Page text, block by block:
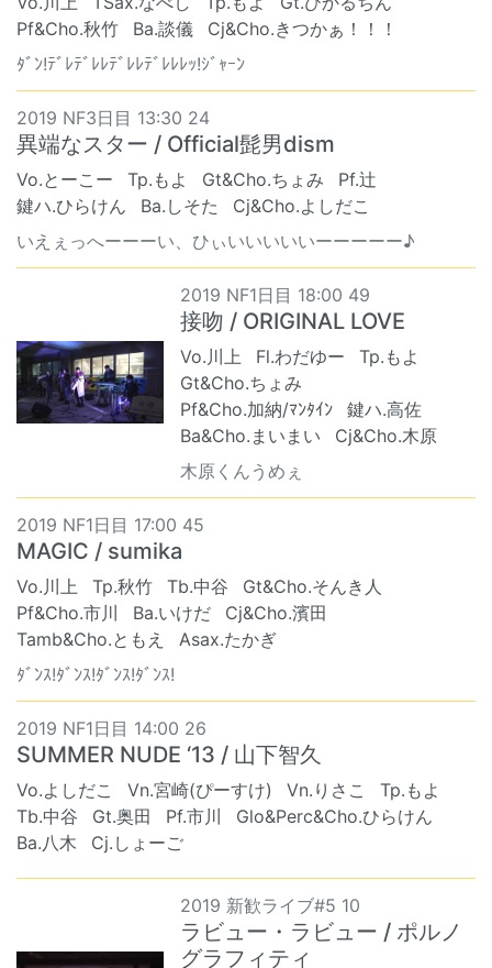
Pf&Cho.秋竹
Ba.談儀
Cj&Cho.きつかぁ！！！
ﾀﾞﾝ!ﾃﾞﾚﾃﾞﾚﾚﾃﾞﾚﾚﾃﾞﾚﾚﾚｯ!ｼﾞｬｰﾝ
2019 NF3日目 13:30 24
異端なスター / Official髭男dism
Vo.とーこー Tp.もよ Gt&Cho.ちょみ
Pf.辻
鍵ハ.ひらけん
Ba.しそた
Cj&Cho.よしだこ
いえぇっへーーーい、ひぃいいいいいーーーーー♪
2019 NF1日目 18:00 49
接吻 / ORIGINAL LOVE
Vo.川上 Fl.わだゆー
Tp.もよ
Gt&Cho.ちょみ
Pf&Cho.加納/ﾏﾝﾀｲﾝ
鍵ハ.高佐
Ba&Cho.まいまい
Cj&Cho.木原
木原くんうめぇ
2019 NF1日目 17:00 45
MAGIC / sumika
Vo.川上 Tp.秋竹 Tb.中谷
Gt&Cho.そんき人
Pf&Cho.市川
Ba.いけだ
Cj&Cho.濱田
Tamb&Cho.ともえ
Asax.たかぎ
ﾀﾞﾝｽ!ﾀﾞﾝｽ!ﾀﾞﾝｽ!ﾀﾞﾝｽ!
2019 NF1日目 14:00 26
SUMMER NUDE ‘13 / 山下智久
Vo.よしだこ Vn.宮崎(ぴーすけ) Vn.りさこ
Tp.もよ
Tb.中谷
Gt.奥田 Pf.市川
Glo&Perc&Cho.ひらけん
Ba.八木
Cj.しょーご
2019 新歓ライブ#5 10
ラビュー・ラビュー / ポルノ
グラフィティ